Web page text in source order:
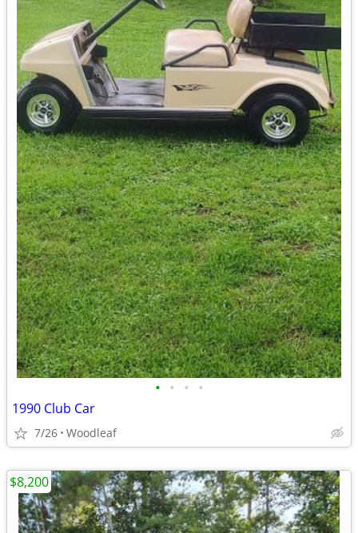
• • • •
1990 Club Car
7/26 Woodleaf
$8,200